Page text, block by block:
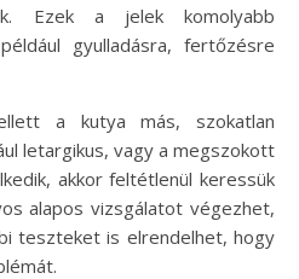
Ezek a jelek komolyabb
gyulladásra, fertőzésre
a kutya más, szokatlan
letargikus, vagy a megszokott
akkor feltétlenül keressük
alapos vizsgálatot végezhet,
teszteket is elrendelhet, hogy